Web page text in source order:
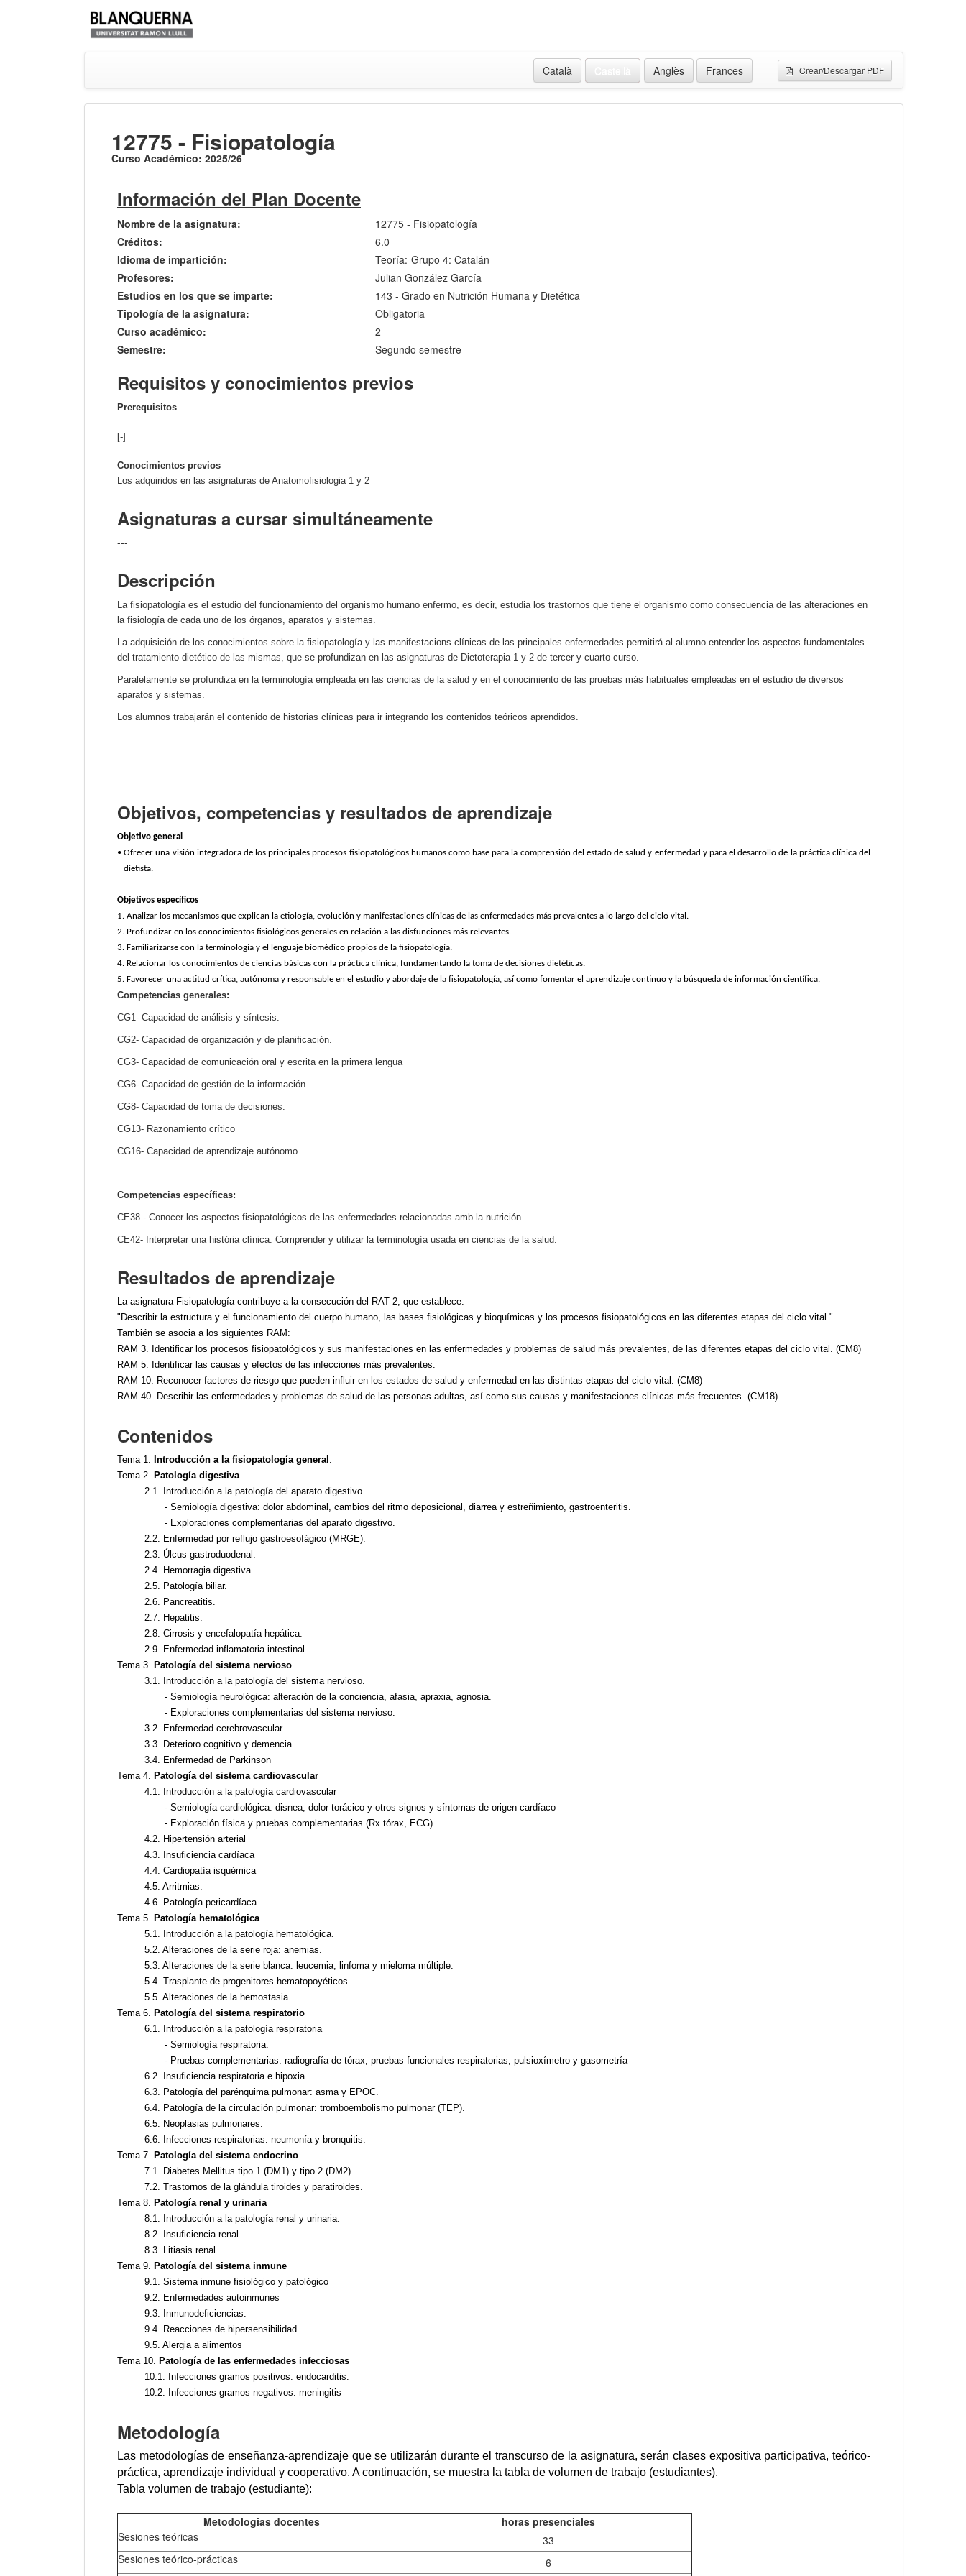
Crear/Descargar PDF
Català Anglès Frances
12775 - Fisiopatología
Curso Académico: 2025/26
Información del Plan Docente
Nombre de la asignatura:
12775 - Fisiopatología
Créditos:
6.0
Idioma de impartición:
Teoría: Grupo 4: Catalán
Profesores:
Julian González García
Estudios en los que se imparte:
143 - Grado en Nutrición Humana y Dietética
Tipología de la asignatura:
Obligatoria
Curso académico:
2
Semestre:
Segundo semestre
Requisitos y conocimientos previos
Prerequisitos
[-]
Conocimientos previos
Los adquiridos en las asignaturas de Anatomofisiologia 1 y 2
Asignaturas a cursar simultáneamente
---
Descripción
La fisiopatología es el estudio del funcionamiento del organismo humano enfermo, es decir, estudia los trastornos que tiene el organismo como consecuencia de las alteraciones en
la fisiología de cada uno de los órganos, aparatos y sistemas.
La adquisición de los conocimientos sobre la fisiopatología y las manifestacions clínicas de las principales enfermedades permitirá al alumno entender los aspectos fundamentales
del tratamiento dietético de las mismas, que se profundizan en las asignaturas de Dietoterapia 1 y 2 de tercer y cuarto curso.
Paralelamente se profundiza en la terminología empleada en las ciencias de la salud y en el conocimiento de las pruebas más habituales empleadas en el estudio de diversos
aparatos y sistemas.
Los alumnos trabajarán el contenido de historias clínicas para ir integrando los contenidos teóricos aprendidos.
Objetivos, competencias y resultados de aprendizaje
Objetivo general
• Ofrecer una visión integradora de los principales procesos fisiopatológicos humanos como base para la comprensión del estado de salud y enfermedad y para el desarrollo de la práctica clínica del
dietista.
Objetivos específicos
1. Analizar los mecanismos que explican la etiología, evolución y manifestaciones clínicas de las enfermedades más prevalentes a lo largo del ciclo vital.
2. Profundizar en los conocimientos fisiológicos generales en relación a las disfunciones más relevantes.
3. Familiarizarse con la terminología y el lenguaje biomédico propios de la fisiopatología.
4. Relacionar los conocimientos de ciencias básicas con la práctica clínica, fundamentando la toma de decisiones dietéticas.
5. Favorecer una actitud crítica, autónoma y responsable en el estudio y abordaje de la fisiopatología, así como fomentar el aprendizaje continuo y la búsqueda de información científica.
Competencias generales:
CG1- Capacidad de análisis y síntesis.
CG2- Capacidad de organización y de planificación.
CG3- Capacidad de comunicación oral y escrita en la primera lengua
CG6- Capacidad de gestión de la información.
CG8- Capacidad de toma de decisiones.
CG13- Razonamiento crítico
CG16- Capacidad de aprendizaje autónomo.
Competencias específicas:
CE38.- Conocer los aspectos fisiopatológicos de las enfermedades relacionadas amb la nutrición
CE42- Interpretar una história clínica. Comprender y utilizar la terminología usada en ciencias de la salud.
Resultados de aprendizaje
La asignatura Fisiopatología contribuye a la consecución del RAT 2, que establece:
"Describir la estructura y el funcionamiento del cuerpo humano, las bases fisiológicas y bioquímicas y los procesos fisiopatológicos en las diferentes etapas del ciclo vital."
También se asocia a los siguientes RAM:
RAM 3. Identificar los procesos fisiopatológicos y sus manifestaciones en las enfermedades y problemas de salud más prevalentes, de las diferentes etapas del ciclo vital. (CM8)
RAM 5. Identificar las causas y efectos de las infecciones más prevalentes.
RAM 10. Reconocer factores de riesgo que pueden influir en los estados de salud y enfermedad en las distintas etapas del ciclo vital. (CM8)
RAM 40. Describir las enfermedades y problemas de salud de las personas adultas, así como sus causas y manifestaciones clínicas más frecuentes. (CM18)
Contenidos
Tema 1. Introducción a la fisiopatología general .
Tema 2. Patología digestiva.
2.1. Introducción a la patología del aparato digestivo.
- Semiología digestiva: dolor abdominal, cambios del ritmo deposicional, diarrea y estreñimiento, gastroenteritis.
- Exploraciones complementarias del aparato digestivo.
2.2. Enfermedad por reflujo gastroesofágico (MRGE).
2.3. Úlcus gastroduodenal.
2.4. Hemorragia digestiva.
2.5. Patología biliar.
2.6. Pancreatitis.
2.7. Hepatitis.
2.8. Cirrosis y encefalopatía hepática.
2.9. Enfermedad inflamatoria intestinal.
Tema 3. Patología del sistema nervioso
3.1. Introducción a la patología del sistema nervioso.
- Semiología neurológica: alteración de la conciencia, afasia, apraxia, agnosia.
- Exploraciones complementarias del sistema nervioso.
3.2. Enfermedad cerebrovascular
3.3. Deterioro cognitivo y demencia
3.4. Enfermedad de Parkinson
Tema 4. Patología del sistema cardiovascular
4.1. Introducción a la patología cardiovascular
- Semiología cardiológica: disnea, dolor torácico y otros signos y síntomas de origen cardíaco
- Exploración física y pruebas complementarias (Rx tórax, ECG)
4.2. Hipertensión arterial
4.3. Insuficiencia cardíaca
4.4. Cardiopatía isquémica
4.5. Arritmias.
4.6. Patología pericardíaca.
Tema 5. Patología hematológica
5.1. Introducción a la patología hematológica.
5.2. Alteraciones de la serie roja: anemias.
5.3. Alteraciones de la serie blanca: leucemia, linfoma y mieloma múltiple.
5.4. Trasplante de progenitores hematopoyéticos.
5.5. Alteraciones de la hemostasia.
Tema 6. Patología del sistema respiratorio
6.1. Introducción a la patología respiratoria
- Semiología respiratoria.
- Pruebas complementarias: radiografía de tórax, pruebas funcionales respiratorias, pulsioxímetro y gasometría
6.2. Insuficiencia respiratoria e hipoxia.
6.3. Patología del parénquima pulmonar: asma y EPOC.
6.4. Patología de la circulación pulmonar: tromboembolismo pulmonar (TEP).
6.5. Neoplasias pulmonares.
6.6. Infecciones respiratorias: neumonía y bronquitis.
Tema 7. Patología del sistema endocrino
7.1. Diabetes Mellitus tipo 1 (DM1) y tipo 2 (DM2).
7.2. Trastornos de la glándula tiroides y paratiroides.
Tema 8. Patología renal y urinaria
8.1. Introducción a la patología renal y urinaria.
8.2. Insuficiencia renal.
8.3. Litiasis renal.
Tema 9. Patología del sistema inmune
9.1. Sistema inmune fisiológico y patológico
9.2. Enfermedades autoinmunes
9.3. Inmunodeficiencias.
9.4. Reacciones de hipersensibilidad
9.5. Alergia a alimentos
Tema 10. Patología de las enfermedades infecciosas
10.1. Infecciones gramos positivos: endocarditis.
10.2. Infecciones gramos negativos: meningitis
Metodología
Las metodologías de enseñanza-aprendizaje que se utilizarán durante el transcurso de la asignatura, serán clases expositiva participativa, teórico-
práctica, aprendizaje individual y cooperativo. A continuación, se muestra la tabla de volumen de trabajo (estudiantes).
Tabla volumen de trabajo (estudiante):
Metodologias docentes
horas presenciales
Sesiones teóricas
33
Sesiones teórico-prácticas
6